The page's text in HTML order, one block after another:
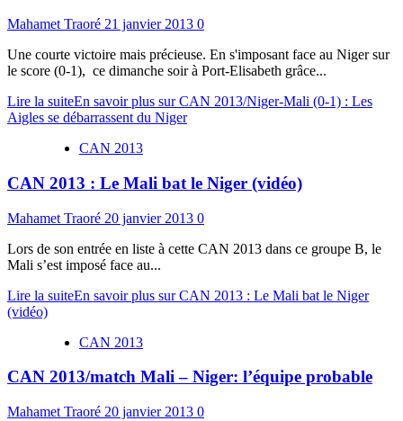
Mahamet Traoré 21 janvier 2013 0
Une courte victoire mais précieuse. En s'imposant face au Niger sur
le score (0-1), ce dimanche soir à Port-Elisabeth grâce...
Lire la suiteEn savoir plus sur CAN 2013/Niger-Mali (0-1) : Les
Aigles se débarrassent du Niger
CAN 2013
CAN 2013 : Le Mali bat le Niger (vidéo)
Mahamet Traoré 20 janvier 2013 0
Lors de son entrée en liste à cette CAN 2013 dans ce groupe B, le
Mali s’est imposé face au...
Lire la suiteEn savoir plus sur CAN 2013 : Le Mali bat le Niger
(vidéo)
CAN 2013
CAN 2013/match Mali – Niger: l’équipe probable
Mahamet Traoré 20 janvier 2013 0